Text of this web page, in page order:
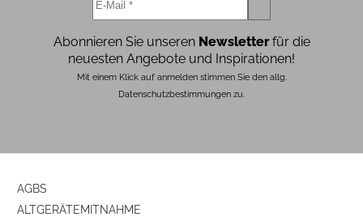
Abonnieren Sie unseren Newsletterfür die
neuesten Angebote und Inspirationen!
Mit einem Klick auf anmelden stimmen Sie den allg.
Datenschutzbestimmungen zu.
AGBS
ALTGERÄTEMITNAHME